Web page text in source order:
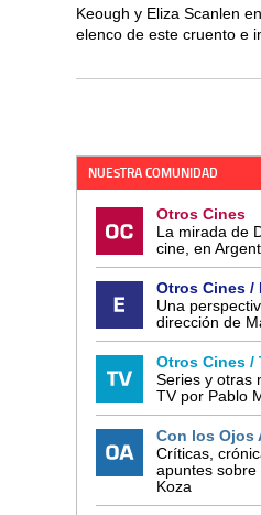
Keough y Eliza Scanlen
elenco de este cruento e
NUESTRA COMUNIDAD
Otros Cines
La mirada de
cine, en
Otros Cines /
Una
dirección de
Otros Cines /
Series y otras
TV por Pablo
Con los Ojos
Críticas,
apuntes
Koza